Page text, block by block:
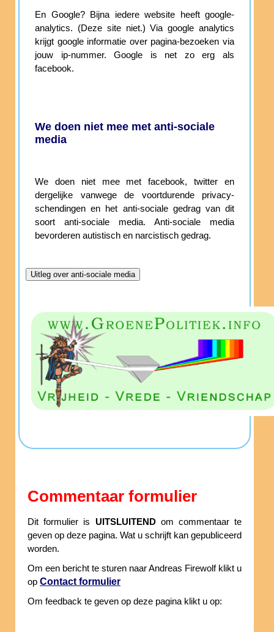
En Google? Bijna iedere website heeft google-
analytics. (Deze site niet.) Via google analytics
krijgt google informatie over pagina-bezoeken via
jouw ip-nummer. Google is net zo erg als
facebook.
We doen niet mee met anti-sociale
media
We doen niet mee met facebook, twitter en
dergelijke vanwege de voortdurende privacy-
schendingen en het anti-sociale gedrag van dit
soort anti-sociale media. Anti-sociale media
bevorderen autistisch en narcistisch gedrag.
Commentaar formulier
Dit formulier is UITSLUITENDom commentaar te
geven op deze pagina. Wat u schrijft kan gepubliceerd
worden.
Om een bericht te sturen naar Andreas Firewolf klikt u
op Contact formulier
Om feedback te geven op deze pagina klikt u op: